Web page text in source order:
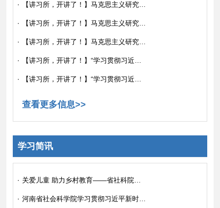
· 【讲习所，开讲了！】马克思主义研究所党支部举办第十期“学习贯彻习近平新时代中国特色社会主义思想主题教育讲习所”活动
· 【讲习所，开讲了！】马克思主义研究所党支部举办第九期“学习贯彻习近平新时代中国特色社会主义思想主题教育讲习所”活动
· 【讲习所，开讲了！】马克思主义研究所党支部举办第八期“学习贯彻习近平新时代中国特色社会主义思想主题教育讲习所”活动
· 【讲习所，开讲了！】“学习贯彻习近平新时代中国特色社会主义思想主题教育讲习所”走进濮阳市纪委监委机关
· 【讲习所，开讲了！】“学习贯彻习近平新时代中国特色社会主义思想主题教育讲习所”来到了濮阳西街关村
查看更多信息>>
学习简讯
· 关爱儿童 助力乡村教育——省社科院商业经济研究所开展捐书赠书活动
· 河南省社会科学院学习贯彻习近平新时代中国特色社会主义思想主题教育简报 （第01期）